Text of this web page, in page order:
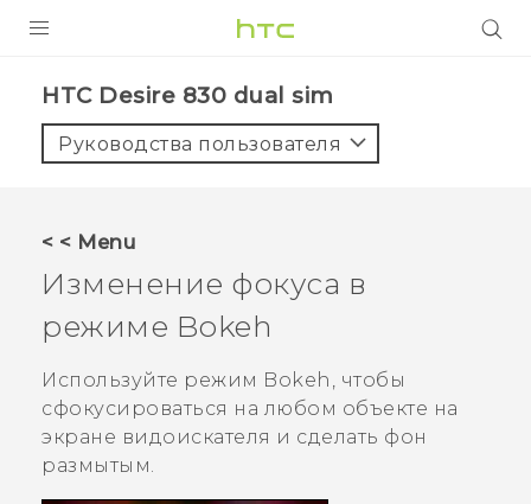
5G
VIVERSE
ПОДДЕРЖКА
HTC Desire 830 dual sim‎
Руководства пользователя
< < Menu
Изменение фокуса в
режиме Bokeh
Используйте режим Bokeh , чтобы
сфокусироваться на любом объекте на
экране видоискателя и сделать фон
размытым.